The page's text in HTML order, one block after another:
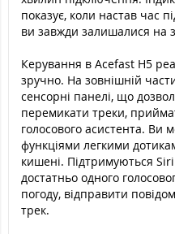
показує, коли настав час
ви завжди залишалися на
Керування в Acefast H5
зручно. На зовнішній
сенсорні панелі, що
перемикати треки,
голосового асистента. Ви
функціями легкими
кишені. Підтримуються
достатньо одного
погоду, відправити
трек.